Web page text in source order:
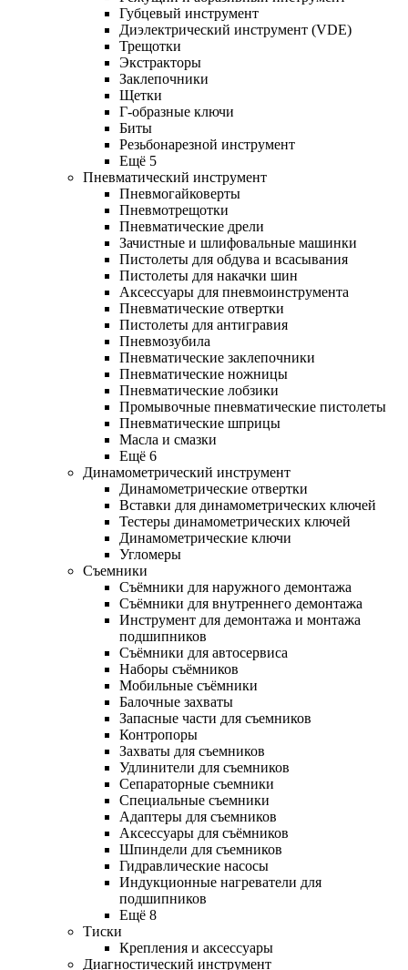
Губцевый инструмент
Диэлектрический инструмент (VDE)
Трещотки
Экстракторы
Заклепочники
Щетки
Г-образные ключи
Биты
Резьбонарезной инструмент
Ещё 5
Пневматический инструмент
Пневмогайковерты
Пневмотрещотки
Пневматические дрели
Зачистные и шлифовальные машинки
Пистолеты для обдува и всасывания
Пистолеты для накачки шин
Аксессуары для пневмоинструмента
Пневматические отвертки
Пистолеты для антигравия
Пневмозубила
Пневматические заклепочники
Пневматические ножницы
Пневматические лобзики
Промывочные пневматические пистолеты
Пневматические шприцы
Масла и смазки
Ещё 6
Динамометрический инструмент
Динамометрические отвертки
Вставки для динамометрических ключей
Тестеры динамометрических ключей
Динамометрические ключи
Угломеры
Съемники
Съёмники для наружного демонтажа
Съёмники для внутреннего демонтажа
Инструмент для демонтажа и монтажа
подшипников
Съёмники для автосервиса
Наборы съёмников
Мобильные съёмники
Балочные захваты
Запасные части для съемников
Контропоры
Захваты для съемников
Удлинители для съемников
Сепараторные съемники
Специальные съемники
Адаптеры для съемников
Аксессуары для съёмников
Шпиндели для съемников
Гидравлические насосы
Индукционные нагреватели для
подшипников
Ещё 8
Тиски
Крепления и аксессуары
Диагностический инструмент